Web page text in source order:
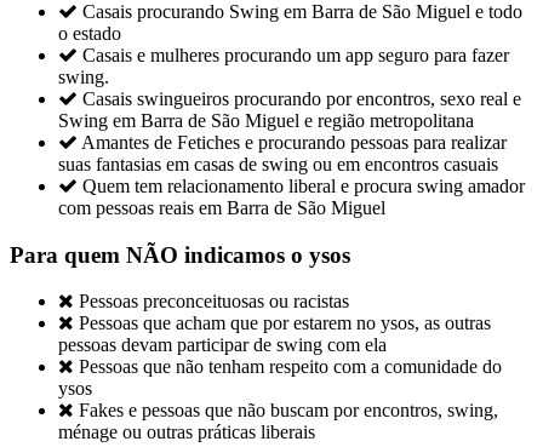
 Casais procurando Swing em Barra de São Miguel e todo
o estado
 Casais e mulheres procurando um app seguro para fazer
swing.
 Casais swingueiros procurando por encontros, sexo real e
Swing em Barra de São Miguel e região metropolitana
 Amantes de Fetiches e procurando pessoas para realizar
suas fantasias em casas de swing ou em encontros casuais
 Quem tem relacionamento liberal e procura swing amador
com pessoas reais em Barra de São Miguel
Para quem NÃO indicamos o ysos
 Pessoas preconceituosas ou racistas
 Pessoas que acham que por estarem no ysos, as outras
pessoas devam participar de swing com ela
 Pessoas que não tenham respeito com a comunidade do
ysos
 Fakes e pessoas que não buscam por encontros, swing,
ménage ou outras práticas liberais